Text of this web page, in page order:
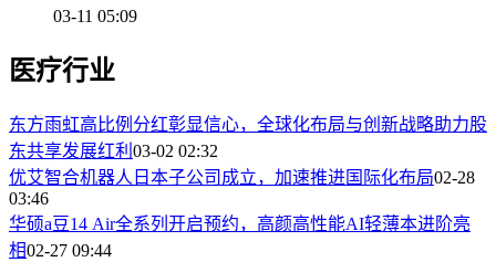
03-11 05:09
医疗行业
东方雨虹高比例分红彰显信心，全球化布局与创新战略助力股
东共享发展红利 03-02 02:32
优艾智合机器人日本子公司成立，加速推进国际化布局02-28
03:46
华硕a豆14 Air全系列开启预约，高颜高性能AI轻薄本进阶亮
相02-27 09:44